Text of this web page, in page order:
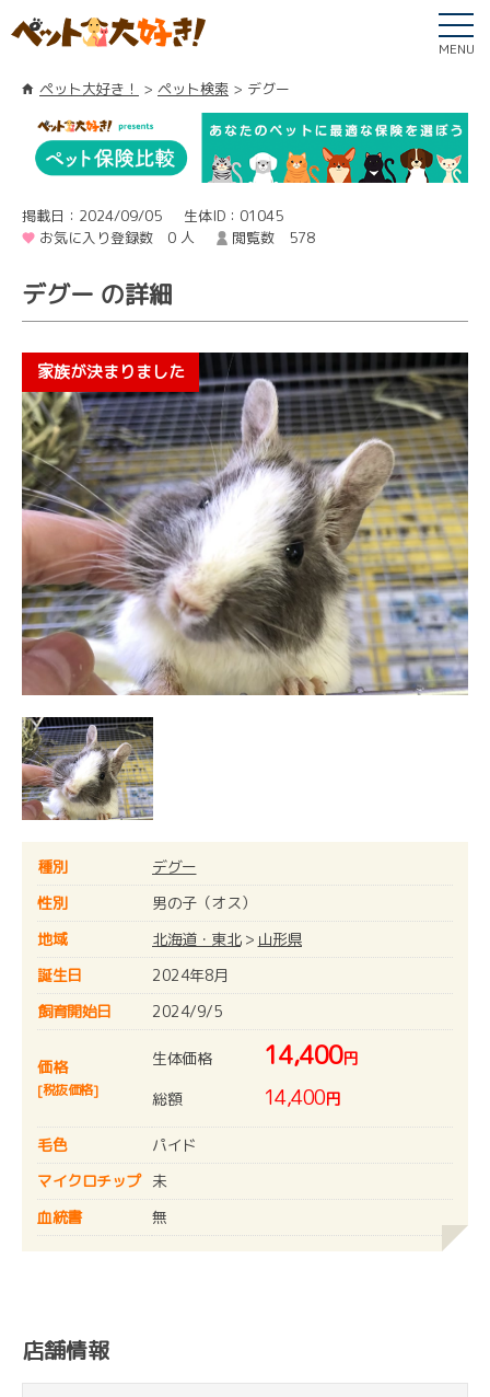
MENU
ペット大好き！ ペット検索 デグー
掲載日：2024/09/05
生体ID：01045
お気に入り登録数 0 人
閲覧数 578
デグー の詳細
種別
デグー
性別
男の子（オス）
地域
北海道・東北> 山形県
誕生日
2024年8月
飼育開始日
2024/9/5
価格
[税抜価格]
生体価格 14,400円
総額
14,400円
毛色
パイド
マイクロチップ
未
血統書
無
店舗情報